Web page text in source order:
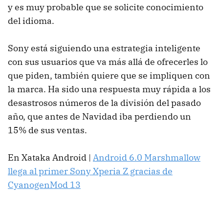
y es muy probable que se solicite conocimiento
del idioma.
Sony está siguiendo una estrategia inteligente
con sus usuarios que va más allá de ofrecerles lo
que piden, también quiere que se impliquen con
la marca. Ha sido una respuesta muy rápida a los
desastrosos números de la división del pasado
año, que antes de Navidad iba perdiendo un
15% de sus ventas.
En Xataka Android | Android 6.0 Marshmallow
llega al primer Sony Xperia Z gracias de
CyanogenMod 13